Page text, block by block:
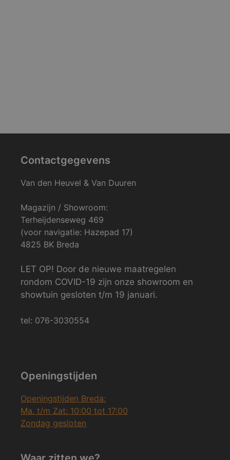
Contactgegevens
Van den Heuvel & Van Duuren
Magazijn / Showroom:
Terheijdenseweg 469
(voor navigatie: Hazepad 17)
4825 BK Breda
LET OP! Door de nieuwe maatregelen
rondom COVID-19 zijn onze showroom en
showtuin gesloten t/m 19 januari.
tel: 076-3030554
Openingstijden
Openingstijden Breda:
Ma. t/m Zat: 10:00 tot 17:00
Zondag gesloten